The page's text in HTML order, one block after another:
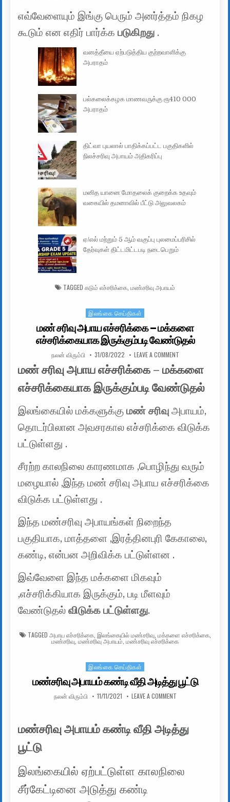
எவ்வேளையும் இங்கு பெரும் அனர்த்தம் நிகழ
கூடும் என எதிர் பார்க்கபடுகிறது .
வனத்தீயை ஏற்படுத்திய குற்றவாளிக்கு
அபராதம்
பல்கலைக்கழக மாணவருக்கு ரூ410 000
அபராதம்
திட்வா புயலால் பாதிக்கப்பட்ட பகுதிகளில்
நிலச்சரிவு அபாயம் அதிகரிப்பு
மனித யானை மோதலைக் குறைக்க உதவும்
வகையில் தமனாவில் பீட்டு அலுவலகம்
ஏ/எல் மற்றும் 5 ஆம் வகுப்பு புலமைப்பரிசில்
தேர்வுகள் திட்டமிட்டபடி நடைபெறும்
TAGGED கடும் எச்சரிக்கை மண்சரிவு அபாயம்
Posted in
இலங்கை செய்திகள்
மண் சரிவு அபாய எச்சரிக்கை – மக்களை
எச்சரிக்கையாக இருக்கும்படி வேண்டுதல்
AUTHOR:
நலன் விரும்பி PUBLISHED DATE:
31/08/2022 LEAVE A COMMENTON மண் சரிவு
மண் சரிவு அபாய எச்சரிக்கை – மக்களை
எச்சரிக்கையாக இருக்கும்படி வேண்டுதல்
இலங்கையில் மக்களுக்குமண் சரிவு அபாயம்,
தொடர்பிலான அவசரகால எச்சரிக்கை விடுக்க
பட்டுள்ளது .
சீரற்ற காலநிலை காரணமாக ,பொழிந்து வரும்
மழையால் ,இந்த மண் சரிவு அபாய எச்சரிக்கை
விடுக்க பட்டுள்ளது .
இந்த மண்சரிவு அபாயங்கள் நிறைந்த
பகுதியாக, மாத்தளை ,இரத்தினபுரி கேகாலை,
கண்டி, என்பன அறிவிக்க பட்டுள்ளன .
இவ்வேளை இந்த மக்களை மிகவும்
,எச்சரிக்கியாக இருக்கும், படி மீளவும்
வேண்டுதல் விடுக்க பட்டுள்ளது.
TAGGED அபாய எச்சரிக்கை, இலங்கையில் மண்சரிவு, மக்களை எச்சரிக்கை,
மண்சரிவு ,மண்சரிவு அபாயம் மண்சரிவு எச்சரிக்கை
Posted in
இலங்கை செய்திகள்
மண்சரிவு அபாயம் கண்டி வீதி அடித்து பூட்டு
AUTHOR:
நலன் விரும்பி PUBLISHED DATE:
11/11/2021 LEAVE A COMMENTON மண்சரிவு அபாயம்
மண்சரிவு அபாயம் கண்டி வீதி அடித்து
பூட்டு
இலங்கையில் ஏற்பட்டுள்ள காலநிலை
சீர்கேட்டினை அடுத்து கண்டி